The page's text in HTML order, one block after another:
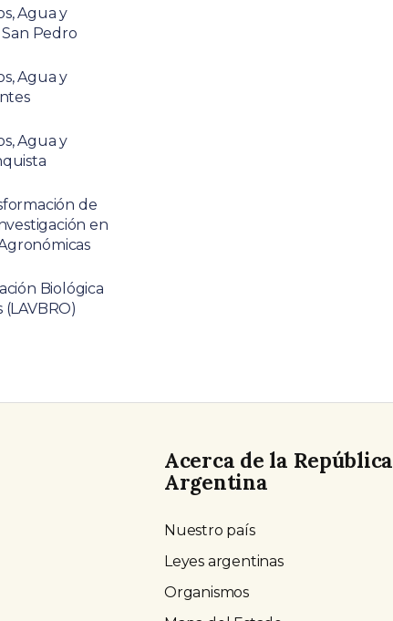
Agua y
Pedro
Agua y
Agua y
de
en
Biológica
Acerca de la República
Argentina
Nuestro país
Leyes argentinas
Organismos